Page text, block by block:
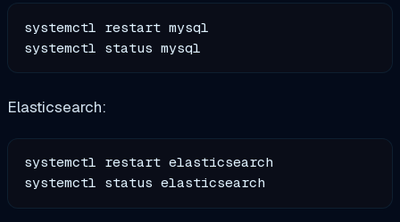
systemctl restart mysql
Elasticsearch:
systemctl restart elasticsearch